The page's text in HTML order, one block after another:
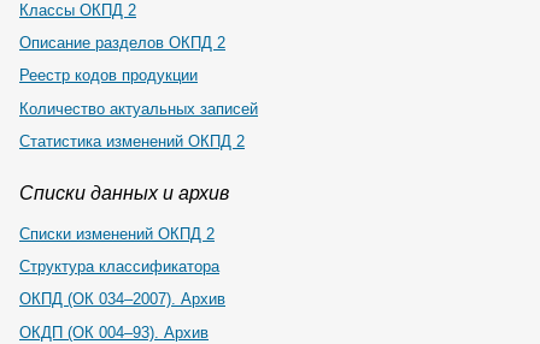
Классы ОКПД 2
Описание разделов ОКПД 2
Реестр кодов продукции
Количество актуальных записей
Статистика изменений ОКПД 2
Списки данных и архив
Списки изменений ОКПД 2
Структура классификатора
ОКПД (ОК 034–2007). Архив
ОКДП (ОК 004–93). Архив